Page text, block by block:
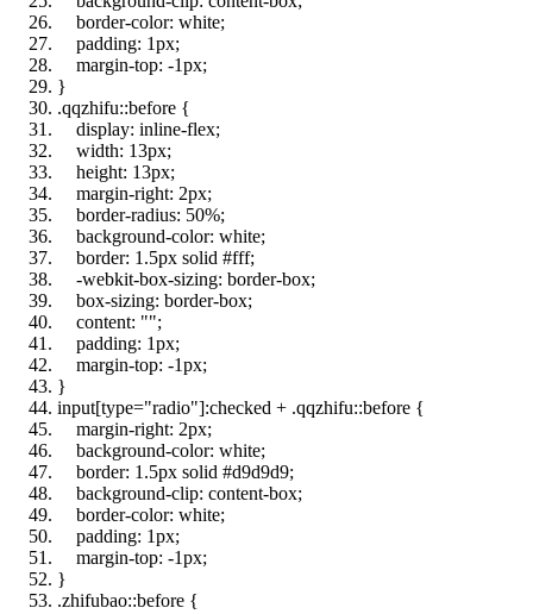
border-color: white;
padding: 1px;
margin-top: -1px;
}
.qqzhifu::before {
display: inline-flex;
width: 13px;
height: 13px;
margin-right: 2px;
border-radius: 50%;
background-color: white;
border: 1 .5px solid #fff;
-webkit-box-sizing: border-box;
box-sizing: border-box;
content: "";
padding: 1px;
margin-top: -1px;
}
input[type="radio"]:checked + .qqzhifu::before {
margin-right: 2px;
background-color: white;
border: 1 .5px solid #d9d9d9;
background-clip: content-box;
border-color: white;
padding: 1px;
margin-top: -1px;
}
.zhifubao::before {